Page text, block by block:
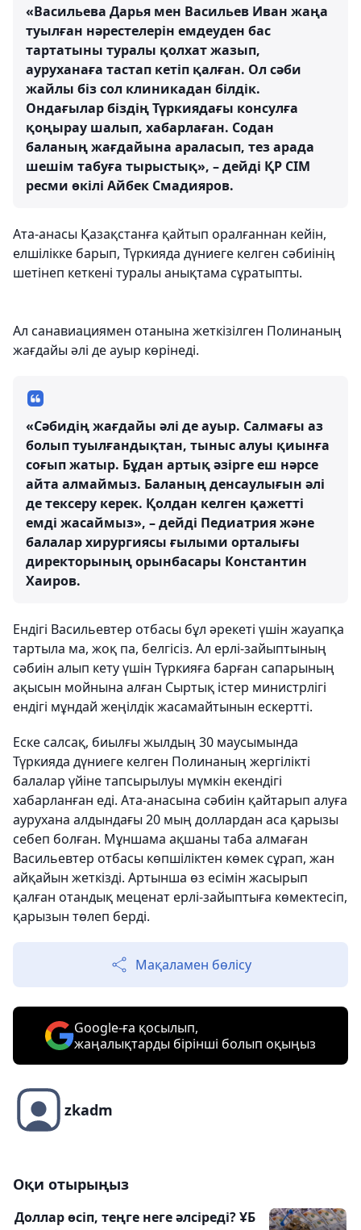
«Васильева Дарья мен Васильев Иван жаңа
туылған нәрестелерін емдеуден бас
тартатыны туралы қолхат жазып,
ауруханаға тастап кетіп қалған. Ол сәби
жайлы біз сол клиникадан білдік.
Ондағылар біздің Түркиядағы консулға
қоңырау шалып, хабарлаған. Содан
баланың жағдайына араласып, тез арада
шешім табуға тырыстық», – дейді ҚР СІМ
ресми өкілі Айбек Смадияров.
Ата-анасы Қазақстанға қайтып оралғаннан кейін,
елшілікке барып, Түркияда дүниеге келген сәбиінің
шетінеп кеткені туралы анықтама сұратыпты.
Ал санавиациямен отанына жеткізілген Полинаның
жағдайы әлі де ауыр көрінеді.
«Сәбидің жағдайы әлі де ауыр. Салмағы аз
болып туылғандықтан, тыныс алуы қиынға
соғып жатыр. Бұдан артық әзірге еш нәрсе
айта алмаймыз. Баланың денсаулығын әлі
де тексеру керек. Қолдан келген қажетті
емді жасаймыз», – дейді Педиатрия және
балалар хирургиясы ғылыми орталығы
директорының орынбасары Константин
Хаиров.
Ендігі Васильевтер отбасы бұл әрекеті үшін жауапқа
тартыла ма, жоқ па, белгісіз. Ал ерлі-зайыптының
сәбиін алып кету үшін Түркияға барған сапарының
ақысын мойнына алған Сыртық істер министрлігі
ендігі мұндай жеңілдік жасамайтынын ескертті.
Еске салсақ, биылғы жылдың 30 маусымында
Түркияда дүниеге келген Полинаның жергілікті
балалар үйіне тапсырылуы мүмкін екендігі
хабарланған еді. Ата-анасына сәбиін қайтарып алуға
аурухана алдындағы 20 мың доллардан аса қарызы
себеп болған. Мұншама ақшаны таба алмаған
Васильевтер отбасы көпшіліктен көмек сұрап, жан
айқайын жеткізді. Артынша өз есімін жасырып
қалған отандық меценат ерлі-зайыптыға көмектесіп,
қарызын төлеп берді.
Мақаламен бөлісу
Google-ға қосылып,
жаңалықтарды бірінші болып оқыңыз
zkadm
Оқи отырыңыз
Доллар өсіп, теңге неге әлсіреді? ҰБ